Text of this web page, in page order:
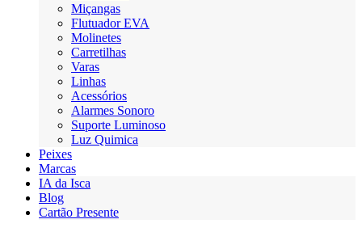
Miçangas
Flutuador EVA
Molinetes
Carretilhas
Varas
Linhas
Acessórios
Alarmes Sonoro
Suporte Luminoso
Luz Quimica
Peixes
Marcas
IA da Isca
Blog
Cartão Presente